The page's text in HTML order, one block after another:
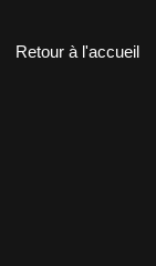
Retour à l'accueil